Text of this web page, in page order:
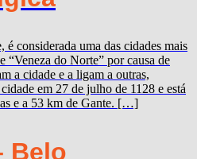
considerada uma das cidades mais
“Veneza do Norte” por causa de
a cidade e a ligam a outras,
em 27 de julho de 1128 e está
e a 53 km de Gante. […]
Belo